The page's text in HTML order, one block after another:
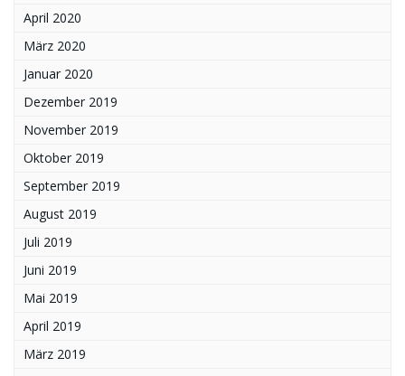
April 2020
März 2020
Januar 2020
Dezember 2019
November 2019
Oktober 2019
September 2019
August 2019
Juli 2019
Juni 2019
Mai 2019
April 2019
März 2019